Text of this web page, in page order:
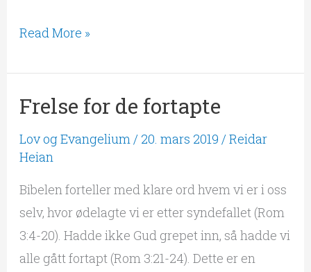
Read More »
Frelse for de fortapte
Lov og Evangelium/ 20. mars 2019 /Reidar
Heian
Bibelen forteller med klare ord hvem vi er i oss
selv, hvor ødelagte vi er etter syndefallet (Rom
3:4-20). Hadde ikke Gud grepet inn, så hadde vi
alle gått fortapt (Rom 3:21-24). Dette er en
Frelse
de